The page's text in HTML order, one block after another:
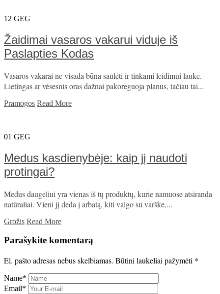
12 GEG
Žaidimai vasaros vakarui viduje iš
Paslapties Kodas
Vasaros vakarai ne visada būna saulėti ir tinkami leidimui lauke.
Lietingas ar vėsesnis oras dažnai pakoreguoja planus, tačiau tai...
Pramogos Read More
01 GEG
Medus kasdienybėje: kaip jį naudoti
protingai?
Medus daugeliui yra vienas iš tų produktų, kurie namuose atsiranda
natūraliai. Vieni jį deda į arbatą, kiti valgo su varške,...
Grožis Read More
Parašykite komentarą
El. pašto adresas nebus skelbiamas. Būtini laukeliai pažymėti *
Name*
Email*